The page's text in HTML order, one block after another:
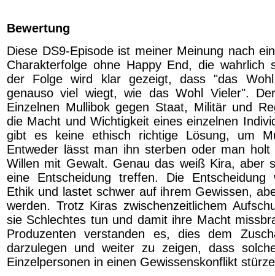
Bewertung
Diese DS9-Episode ist meiner Meinung nach
Charakterfolge ohne Happy End, die wahrlich
der Folge wird klar gezeigt, dass "das
genauso viel wiegt, wie das Wohl Vieler".
Einzelnen Mullibok gegen Staat, Militär und
die Macht und Wichtigkeit eines einzelnen
gibt es keine ethisch richtige Lösung, um
Entweder lässt man ihn sterben oder man holt
Willen mit Gewalt. Genau das weiß Kira, aber
eine Entscheidung treffen. Die Entscheidung
Ethik und lastet schwer auf ihrem Gewissen,
werden. Trotz Kiras zwischenzeitlichem
sie Schlechtes tun und damit ihre Macht
Produzenten verstanden es, dies dem
darzulegen und weiter zu zeigen, dass
Einzelpersonen in einen Gewissenskonflikt